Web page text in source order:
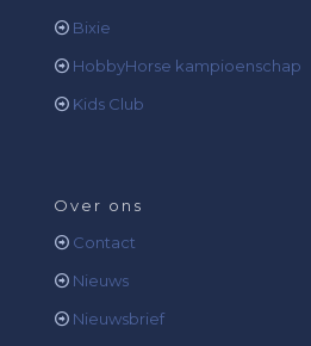
Bixie
HobbyHorse kampioenschap
Kids Club
Over ons
Contact
Nieuws
Nieuwsbrief